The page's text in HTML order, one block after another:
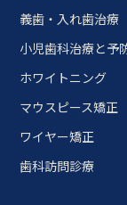
義歯・入れ歯治療
小児歯科治療と予
ホワイトニング
マウスピース矯正
ワイヤー矯正
歯科訪問診療